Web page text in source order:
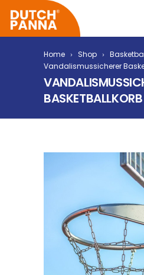
Home Shop
Vandalismussicherer
BASKETBALLKORB